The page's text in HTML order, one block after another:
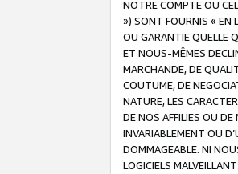
NOTRE COMPTE OU
») SONT FOURNIS « EN
OU GARANTIE QUELLE
ET NOUS-MÊMES
MARCHANDE, DE
COUTUME, DE
NATURE, LES
DE NOS AFFILIES OU
INVARIABLEMENT OU
DOMMAGEABLE. NI
LOGICIELS